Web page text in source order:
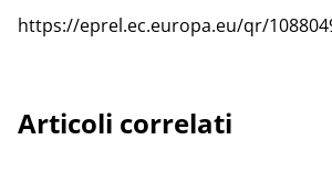
https://eprel.ec.europa.eu/qr/
Articoli correlati